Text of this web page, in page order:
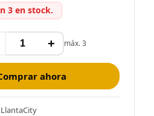
3 en stock.
+ máx. 3
ahora